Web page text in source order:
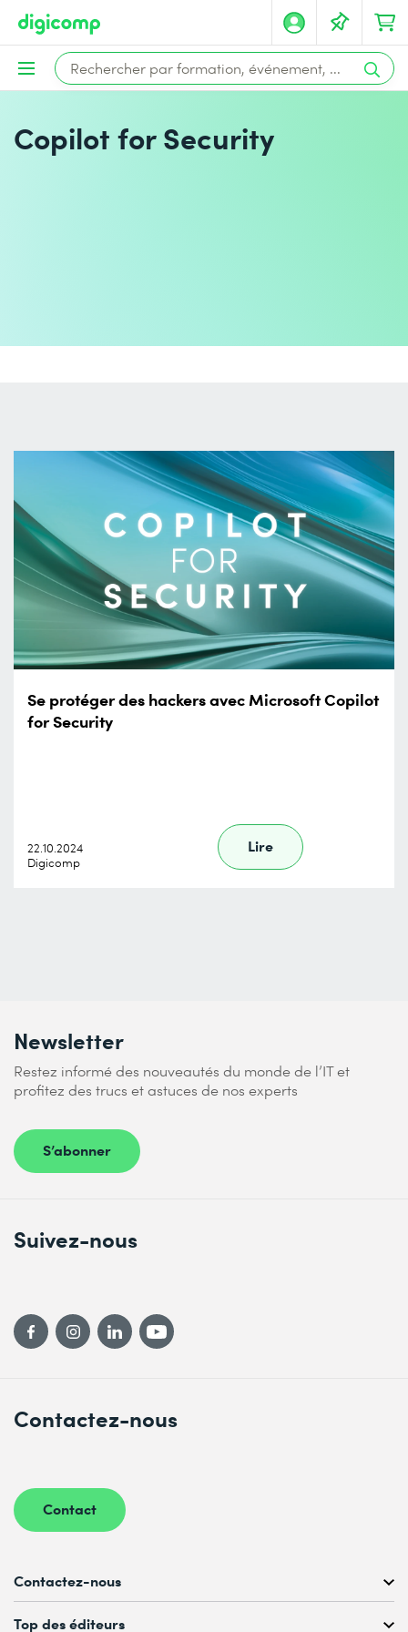
Copilot for Security
Se protéger des hackers avec Microsoft Copilot
for Security
22.10.2024
Digicomp
Lire
Newsletter
Restez informé des nouveautés du monde de l’IT et
profitez des trucs et astuces de nos experts
S’abonner
Contactez-nous
Contact
Suivez-nous
Contactez-nous
Conseil personnalisé au
Top des éditeurs